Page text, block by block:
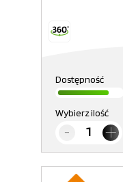
Dostępność
Wybierz ilość